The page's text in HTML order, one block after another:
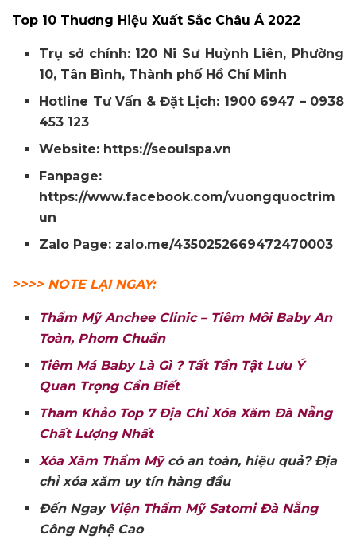
Top 10 Thương Hiệu Xuất Sắc Châu Á 2022
Trụ sở chính: 120 Ni Sư Huỳnh Liên, Phường
10, Tân Bình, Thành phố Hồ Chí Minh
Hotline Tư Vấn & Đặt Lịch: 1900 6947 – 0938
453 123
Website: https://seoulspa.vn
Fanpage:
https://www.facebook.com/vuongquoctrim
un
Zalo Page: zalo.me/4350252669472470003
>>>> NOTE LẠI NGAY:
Thẩm Mỹ Anchee Clinic – Tiêm Môi Baby An
Toàn, Phom Chuẩn
Tiêm Má Baby Là Gì ? Tất Tần Tật Lưu Ý
Quan Trọng Cần Biết
Tham Khảo Top 7 Địa Chỉ Xóa Xăm Đà Nẵng
Chất Lượng Nhất
Xóa Xăm Thẩm Mỹcó an toàn, hiệu quả? Địa
chỉ xóa xăm uy tín hàng đầu
Đến Ngay Viện Thẩm Mỹ Satomi Đà Nẵng
Công Nghệ Cao